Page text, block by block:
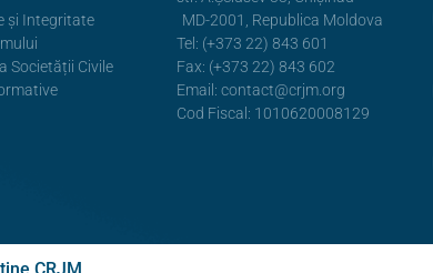
și Integritate
Societății Civile
MD-2001, Republica Moldova
Tel: (+373 22) 843 601
Fax: (+373 22) 843 602
Email: contact@crjm.org
Cod Fiscal: 1010620008129